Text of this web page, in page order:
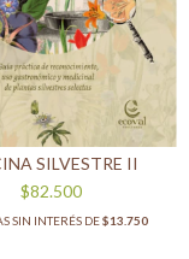
SILVESTRE II
$82.500
SIN INTERÉS DE$13.750